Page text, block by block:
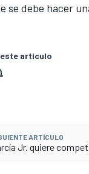
debe hacer
artículo
ARTÍCULO
Jr. quiere